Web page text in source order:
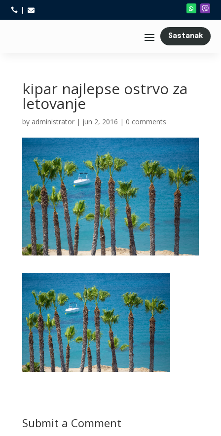
 
Sastanak
kipar najlepse ostrvo za
letovanje
by administrator| jun 2, 2016 | 0 comments
Submit a Comment